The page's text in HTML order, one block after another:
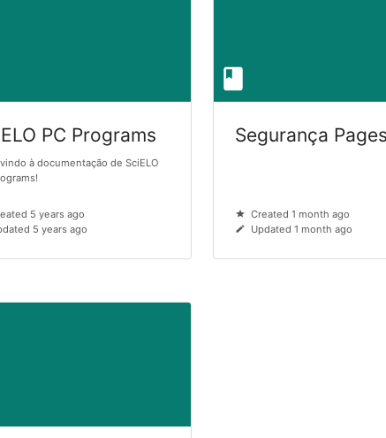
PC Programs
à documentação de SciELO
5 years ago
5 years ago
Segurança Pages
Created 1 month ago
Updated 1 month ago